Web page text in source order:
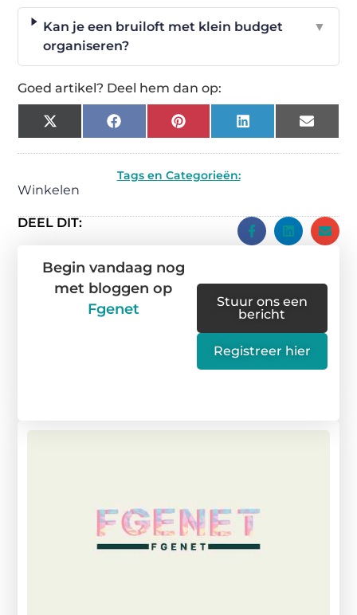
Kan je een bruiloft met klein budget
organiseren?
▼
Goed artikel? Deel hem dan op:
X
(Twitter)
FacebookPinterestLinkedIn Email
Tags en Categorieën:
Winkelen
DEEL DIT:
Begin vandaag nog
met bloggen op
Fgenet
Stuur ons een
bericht
Registreer hier